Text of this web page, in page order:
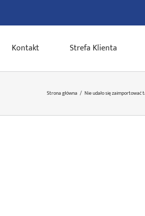
Kontakt Strefa Klienta
Strona główna / Nie udało się zaimportować